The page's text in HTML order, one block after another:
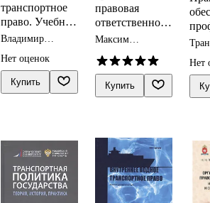
транспортное
право. Учебник
для
Владимир
Нет оценок
Купить
правовая
ответственност
ь в сфере
обязательств.
Монография
Максим
Купить
ной
для
Нет